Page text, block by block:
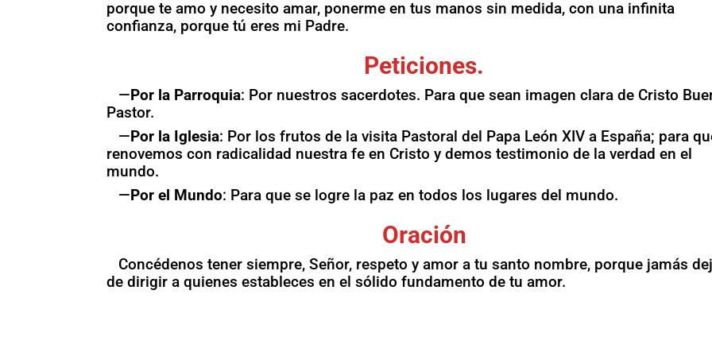
porque te amo y necesito amar, ponerme en tus manos sin medida, con una infinita
confianza, porque tú eres mi Padre.
Peticiones.
—Por la Parroquia: Por nuestros sacerdotes. Para que sean imagen clara de Cristo
Pastor.
—Por la Iglesia: Por los frutos de la visita Pastoral del Papa León XIV a España; para
renovemos con radicalidad nuestra fe en Cristo y demos testimonio de la verdad en el
mundo.
—Por el Mundo: Para que se logre la paz en todos los lugares del mundo.
Oración
Concédenos tener siempre, Señor, respeto y amor a tu santo nombre, porque jamás
de dirigir a quienes estableces en el sólido fundamento de tu amor.